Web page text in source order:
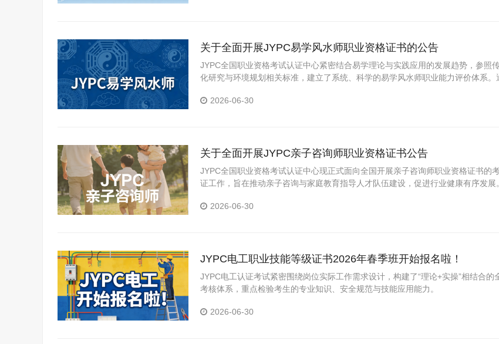
关于全面开展JYPC易学风水师职业资格证书的公告
JYPC全国职业资格考试认证中心紧密结合易学理论与实践应用的发展趋势，参照
化研究与环境规划相关标准，建立了系统、科学的易学风水师职业能力评价体系。
业道德进行客观、全面的评估，为其专业能力提供权威
2026-06-30
关于全面开展JYPC亲子咨询师职业资格证书公告
JYPC全国职业资格考试认证中心现正式面向全国开展亲子咨询师职业资格证书的
证工作，旨在推动亲子咨询与家庭教育指导人才队伍建设，促进行业健康有序发展。
2026-06-30
JYPC电工职业技能等级证书2026年春季班开始报名啦！
JYPC电工认证考试紧密围绕岗位实际工作需求设计，构建了“理论+实操”相结合的
考核体系，重点检验考生的专业知识、安全规范与技能应用能力。
2026-06-30